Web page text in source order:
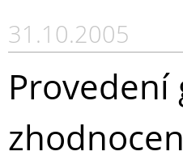
31.10.2005
Provedení